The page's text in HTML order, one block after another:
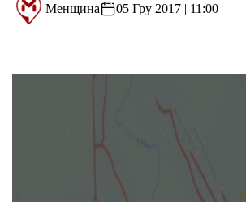
Менщина 05 Гру 2017 | 11:00